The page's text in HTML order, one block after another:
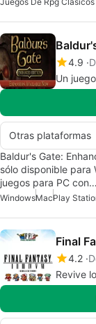
4.9
Un
Otras plataformas
Baldur's Gate:
sólo disponible
juegos para PC con…
WindowsMacPlay
Final
4.2
Revive